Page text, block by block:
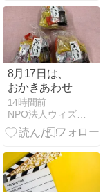
8月17日は、
おかきあわせ
14時間前
NPO法人ウィズユきたごよう